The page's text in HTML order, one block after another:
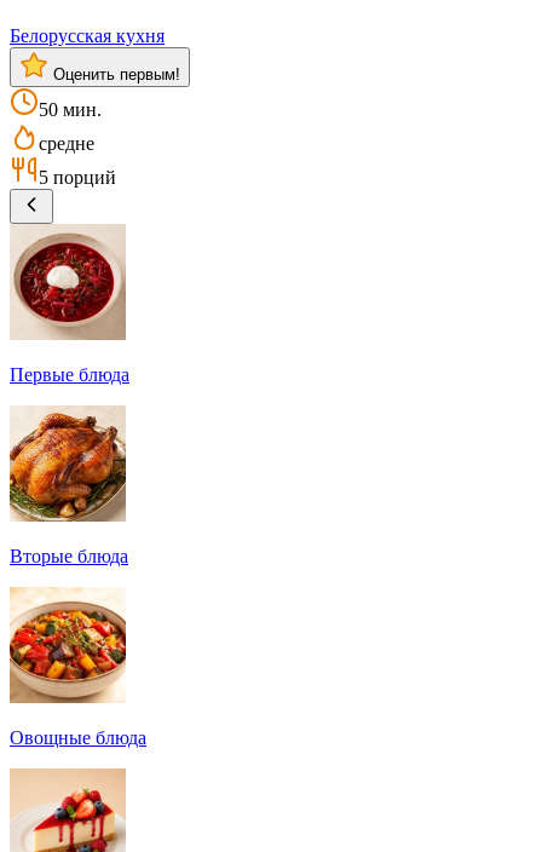
Белорусская кухня
Оценить первым!
50 мин.
средне
5 порций
Первые блюда
Вторые блюда
Овощные блюда